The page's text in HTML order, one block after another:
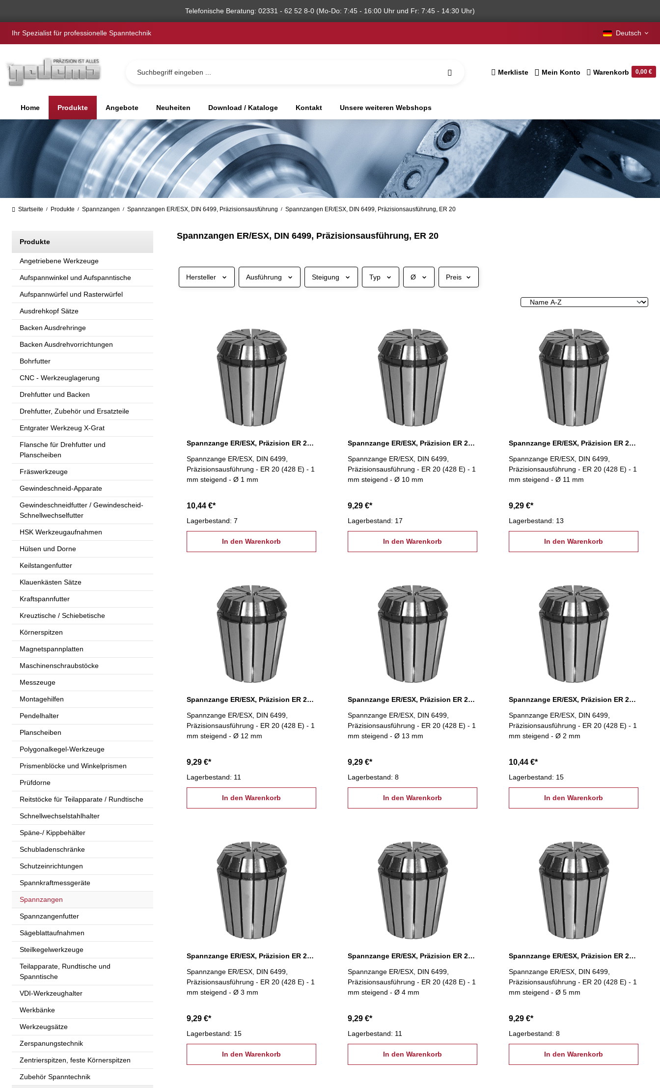
Telefonische Beratung: 02331 - 62 52 8-0 (Mo-Do: 7:45 - 16:00 Uhr und Fr: 7:45 - 14:30 Uhr)
Ihr Spezialist für professionelle Spanntechnik Deutsch
Merkliste Mein Konto Warenkorb 0,00 €
Home Produkte Angebote Neuheiten Download / Kataloge Kontakt Unsere weiteren Webshops
Startseite / Produkte / Spannzangen / Spannzangen ER/ESX, DIN 6499, Präzisionsausführung / Spannzangen ER/ESX, DIN 6499, Präzisionsausführung, ER 20
Produkte
Angetriebene Werkzeuge
Aufspannwinkel und Aufspanntische
Aufspannwürfel und Rasterwürfel
Ausdrehkopf Sätze
Backen Ausdrehringe
Backen Ausdrehvorrichtungen
Bohrfutter
CNC - Werkzeuglagerung
Drehfutter und Backen
Drehfutter, Zubehör und Ersatzteile
Entgrater Werkzeug X-Grat
Flansche für Drehfutter und
Planscheiben
Fräswerkzeuge
Gewindeschneid-Apparate
Gewindeschneidfutter / Gewindescheid-
Schnellwechselfutter
HSK Werkzeugaufnahmen
Hülsen und Dorne
Keilstangenfutter
Klauenkästen Sätze
Kraftspannfutter
Kreuztische / Schiebetische
Körnerspitzen
Magnetspannplatten
Maschinenschraubstöcke
Messzeuge
Montagehilfen
Pendelhalter
Planscheiben
Polygonalkegel-Werkzeuge
Prismenblöcke und Winkelprismen
Prüfdorne
Reitstöcke für Teilapparate / Rundtische
Schnellwechselstahlhalter
Späne-/ Kippbehälter
Schubladenschränke
Schutzeinrichtungen
Spannkraftmessgeräte
Spannzangen
Spannzangenfutter
Sägeblattaufnahmen
Steilkegelwerkzeuge
Teilapparate, Rundtische und
Spanntische
VDI-Werkzeughalter
Werkbänke
Werkzeugsätze
Zerspanungstechnik
Zentrierspitzen, feste Körnerspitzen
Zubehör Spanntechnik
Spannzangen ER/ESX, DIN 6499, Präzisionsausführung, ER 20
Hersteller Ausführung Steigung Typ Ø Preis
Spannzange ER/ESX, Präzision ER 20 Ø 1 mm
Spannzange ER/ESX, DIN 6499,
Präzisionsausführung - ER 20 (428 E) - 1
mm steigend - Ø 1 mm
10,44 €*
Lagerbestand: 7
In den Warenkorb
Spannzange ER/ESX, Präzision ER 20 Ø 10 mm
Spannzange ER/ESX, DIN 6499,
Präzisionsausführung - ER 20 (428 E) - 1
mm steigend - Ø 10 mm
9,29 €*
Lagerbestand: 17
In den Warenkorb
Spannzange ER/ESX, Präzision ER 20 Ø 11 mm
Spannzange ER/ESX, DIN 6499,
Präzisionsausführung - ER 20 (428 E) - 1
mm steigend - Ø 11 mm
9,29 €*
Lagerbestand: 13
In den Warenkorb
Spannzange ER/ESX, Präzision ER 20 Ø 12 mm
Spannzange ER/ESX, DIN 6499,
Präzisionsausführung - ER 20 (428 E) - 1
mm steigend - Ø 12 mm
9,29 €*
Lagerbestand: 11
In den Warenkorb
Spannzange ER/ESX, Präzision ER 20 Ø 13 mm
Spannzange ER/ESX, DIN 6499,
Präzisionsausführung - ER 20 (428 E) - 1
mm steigend - Ø 13 mm
9,29 €*
Lagerbestand: 8
In den Warenkorb
Spannzange ER/ESX, Präzision ER 20 Ø 2 mm
Spannzange ER/ESX, DIN 6499,
Präzisionsausführung - ER 20 (428 E) - 1
mm steigend - Ø 2 mm
10,44 €*
Lagerbestand: 15
In den Warenkorb
Spannzange ER/ESX, Präzision ER 20 Ø 3 mm
Spannzange ER/ESX, DIN 6499,
Präzisionsausführung - ER 20 (428 E) - 1
mm steigend - Ø 3 mm
9,29 €*
Lagerbestand: 15
In den Warenkorb
Spannzange ER/ESX, Präzision ER 20 Ø 4 mm
Spannzange ER/ESX, DIN 6499,
Präzisionsausführung - ER 20 (428 E) - 1
mm steigend - Ø 4 mm
9,29 €*
Lagerbestand: 11
In den Warenkorb
Spannzange ER/ESX, Präzision ER 20 Ø 5 mm
Spannzange ER/ESX, DIN 6499,
Präzisionsausführung - ER 20 (428 E) - 1
mm steigend - Ø 5 mm
9,29 €*
Lagerbestand: 8
In den Warenkorb